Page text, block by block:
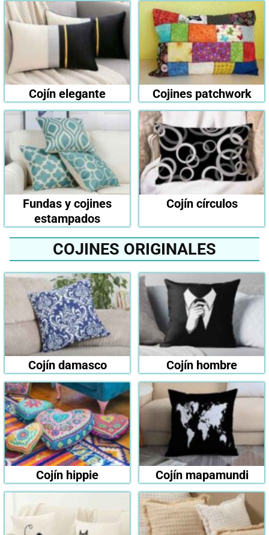
Cojín elegante Cojines patchwork
Fundas y cojines
estampados
Cojín círculos
COJINES ORIGINALES
Cojín damasco Cojín hombre
Cojín hippie Cojín mapamundi